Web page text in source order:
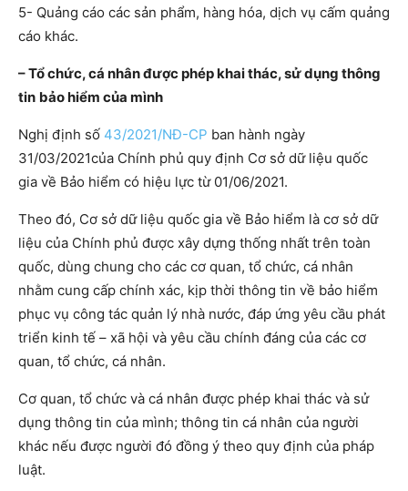
5- Quảng cáo các sản phẩm, hàng hóa, dịch vụ cấm quảng
cáo khác.
– Tổ chức, cá nhân được phép khai thác, sử dụng thông
tin bảo hiểm của mình
Nghị định số 43/2021/NĐ-CP ban hành ngày
31/03/2021của Chính phủ quy định Cơ sở dữ liệu quốc
gia về Bảo hiểm có hiệu lực từ 01/06/2021.
Theo đó, Cơ sở dữ liệu quốc gia về Bảo hiểm là cơ sở dữ
liệu của Chính phủ được xây dựng thống nhất trên toàn
quốc, dùng chung cho các cơ quan, tổ chức, cá nhân
nhằm cung cấp chính xác, kịp thời thông tin về bảo hiểm
phục vụ công tác quản lý nhà nước, đáp ứng yêu cầu phát
triển kinh tế – xã hội và yêu cầu chính đáng của các cơ
quan, tổ chức, cá nhân.
Cơ quan, tổ chức và cá nhân được phép khai thác và sử
dụng thông tin của mình; thông tin cá nhân của người
khác nếu được người đó đồng ý theo quy định của pháp
luật.